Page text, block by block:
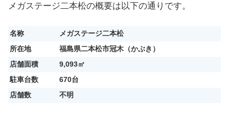
メガステージ二本松の概要は以下の通りです。
名称
メガステージ二本松
所在地
福島県二本松市冠木（かぶき）
店舗面積
9,093㎡
駐車台数
670台
店舗数
不明